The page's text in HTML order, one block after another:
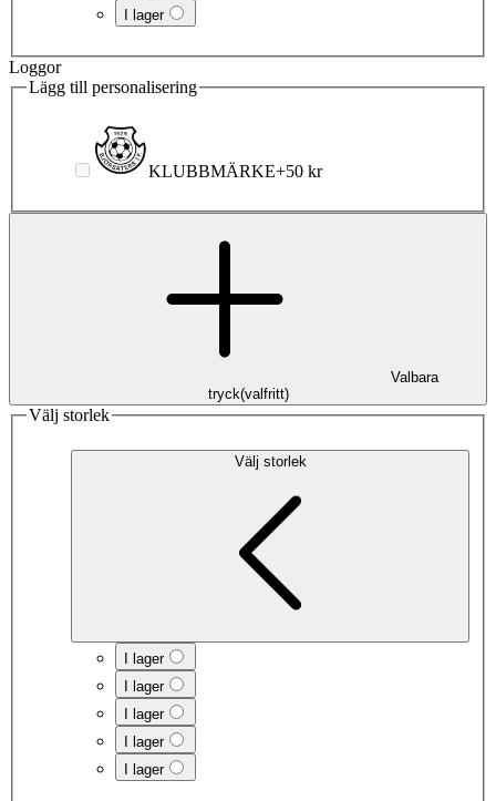
I lager
Loggor
Lägg till personalisering
KLUBBMÄRKE+50 kr
Valbara
tryck(valfritt)
Välj storlek
Välj storlek
I lager
I lager
I lager
I lager
I lager